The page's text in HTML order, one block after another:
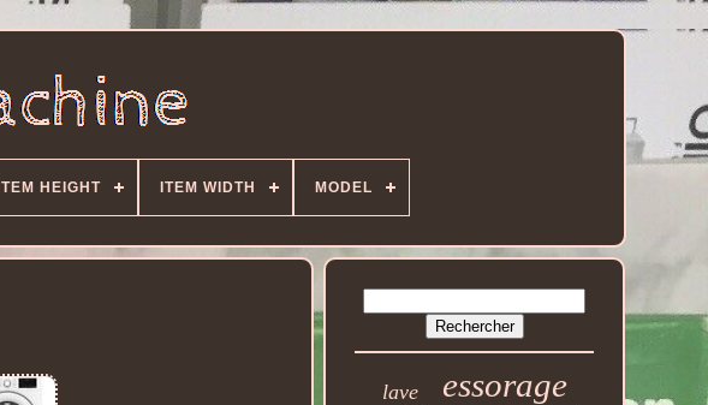
ITEM HEIGHT ITEM WIDTH MODEL
lave essorage